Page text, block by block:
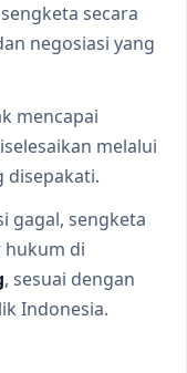
secara
negosiasi yang
mencapai
melalui
disepakati.
gagal, sengketa
hukum di
, sesuai dengan
Indonesia.